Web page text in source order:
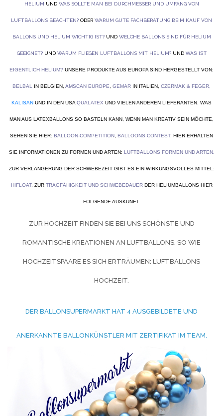
HELIUM UND WAS SOLLTE MAN BEI DURCHMESSER UND UMFANG VON
LUFTBALLONS BEACHTEN? ODER WARUM GUTE FACHBERATUNG BEIM KAUF VON
BALLONS UND HELIUM WICHTIG IST?UND WELCHE BALLONS SIND FÜR HELIUM
GEEIGNET?UND WARUM FLIEGEN LUFTBALLONS MIT HELIUM?UND WAS IST
EIGENTLICH HELIUM? UNSERE PRODUKTE AUS EUROPA SIND HERGESTELLT VON:
BELBAL IN BELGIEN, AMSCAN EUROPE GEMAR IN ITALIEN, CZERMAK & FEGER
KALISAN UND IN DEN USA QUALATEX UND VIELEN ANDEREN LIEFERANTEN. WAS
MAN AUS LATEXBALLONS SO BASTELN KANN, WENN MAN KREATIV SEIN MÖCHTE,
SEHEN SIE HIER: BALLOON-COMPETITION BALLOONS CONTEST. HIER ERHALTEN
SIE INFORMATIONEN ZU FORMEN UND ARTEN: LUFTBALLONS FORMEN UND ARTEN.
ZUR VERLÄNGERUNG DER SCHWEBEZEIT GIBT ES EIN WIRKUNGSVOLLES MITTEL:
HIFLOAT. ZUR TRAGFÄHIGKEIT UND SCHWEBEDAUERDER HELIUMBALLONS HIER
FOLGENDE AUSKUNFT.
ZUR HOCHZEIT FINDEN SIE BEI UNS SCHÖNSTE UND
ROMANTISCHE KREATIONEN AN LUFTBALLONS, SO WIE
HOCHZEITSPAARE ES SICH ERTRÄUMEN: LUFTBALLONS
HOCHZEIT.
DER BALLONSUPERMARKT HAT 4 AUSGEBILDETE UND
ANERKANNTE BALLONKÜNSTLER MIT ZERTIFIKAT IM TEAM.